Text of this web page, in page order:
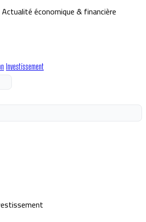
Actualité économique & financière
Investissement